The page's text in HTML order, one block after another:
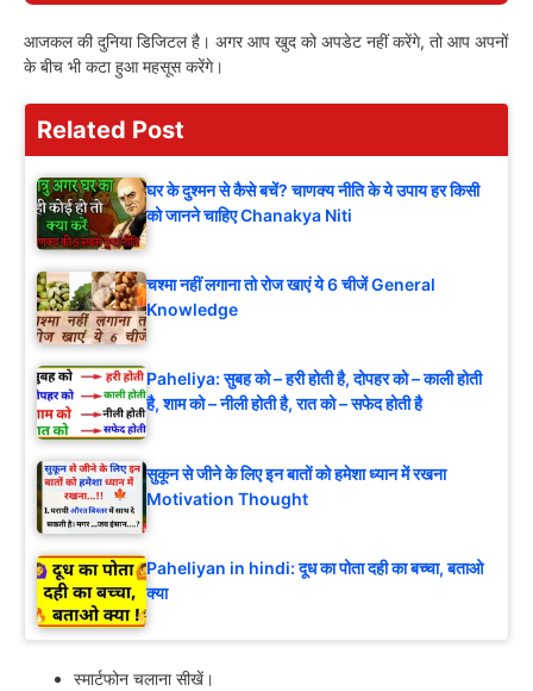
आजकल की दुनिया डिजिटल है। अगर आप खुद को अपडेट नहीं करेंगे, तो आप अपनों
के बीच भी कटा हुआ महसूस करेंगे।
Related Post
घर के दुश्मन से कैसे बचें? चाणक्य नीति के ये उपाय हर किसी
को जानने चाहिए Chanakya Niti
चश्मा नहीं लगाना तो रोज खाएं ये 6 चीजें General
Knowledge
Paheliya: सुबह को – हरी होती है, दोपहर को – काली होती
है, शाम को – नीली होती है, रात को – सफेद होती है
सुकून से जीने के लिए इन बातों को हमेशा ध्यान में रखना
Motivation Thought
Paheliyan in hindi: दूध का पोता दही का बच्चा, बताओ
क्या
स्मार्टफोन चलाना सीखें।